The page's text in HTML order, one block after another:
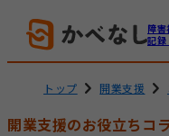
障害
記録
トップ 開業支援
開業支援のお役立ちコ